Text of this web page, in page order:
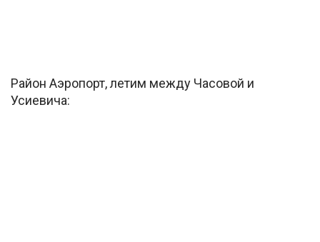
Район Аэропорт, летим между Часовой и
Усиевича: